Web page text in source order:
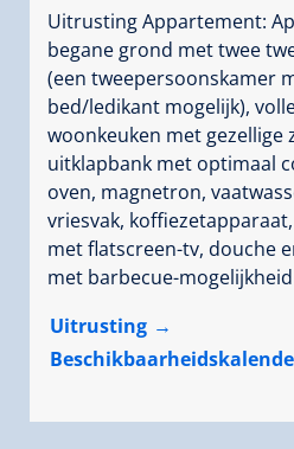
Uitrusting Appartement:
begane grond met twee
(een tweepersoonskamer
bed/ledikant mogelijk),
woonkeuken met gezellige
uitklapbank met optimaal
oven, magnetron,
vriesvak,
met flatscreen-tv, douche
met barbecue-
Uitrusting